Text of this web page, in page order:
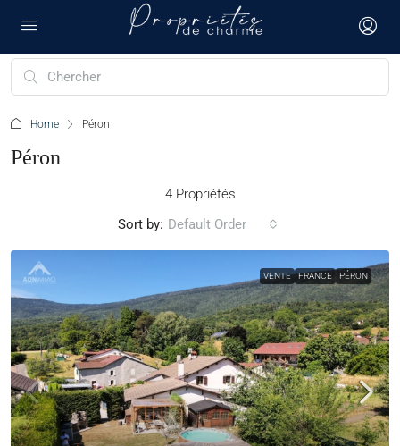
Home Péron
Péron
4 Propriétés
Sort by: Default Order
VENTE FRANCE PÉRON